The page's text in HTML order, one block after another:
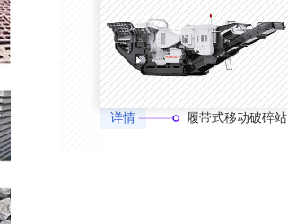
详情 履带式移动破碎站